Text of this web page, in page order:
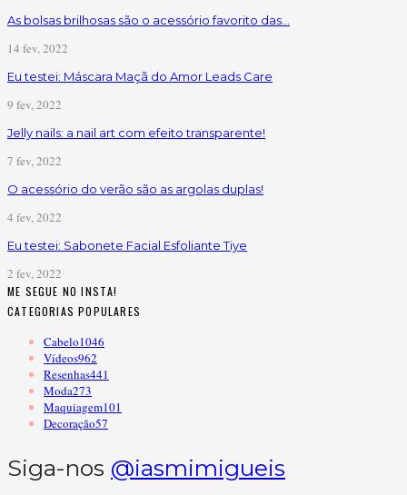
As bolsas brilhosas são o acessório favorito das…
14 fev, 2022
Eu testei: Máscara Maçã do Amor Leads Care
9 fev, 2022
Jelly nails: a nail art com efeito transparente!
7 fev, 2022
O acessório do verão são as argolas duplas!
4 fev, 2022
Eu testei: Sabonete Facial Esfoliante Tiye
2 fev, 2022
ME SEGUE NO INSTA!
CATEGORIAS POPULARES
Cabelo1046
Vídeos962
Resenhas441
Moda273
Maquiagem101
Decoração57
Siga-nos @iasmimigueis